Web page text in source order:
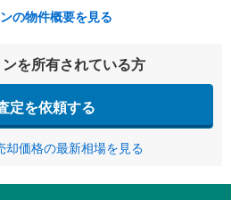
の物件概要を見る
を所有されている方
定を依頼する
却価格の最新相場を見る